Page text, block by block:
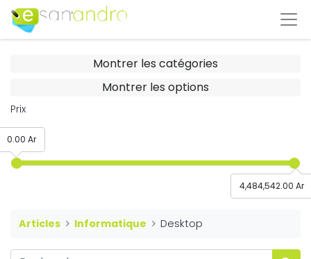
Montrer les catégories
Montrer les options
Prix
4,484,542.00 Ar
0.00 Ar
Articles Informatique Desktop